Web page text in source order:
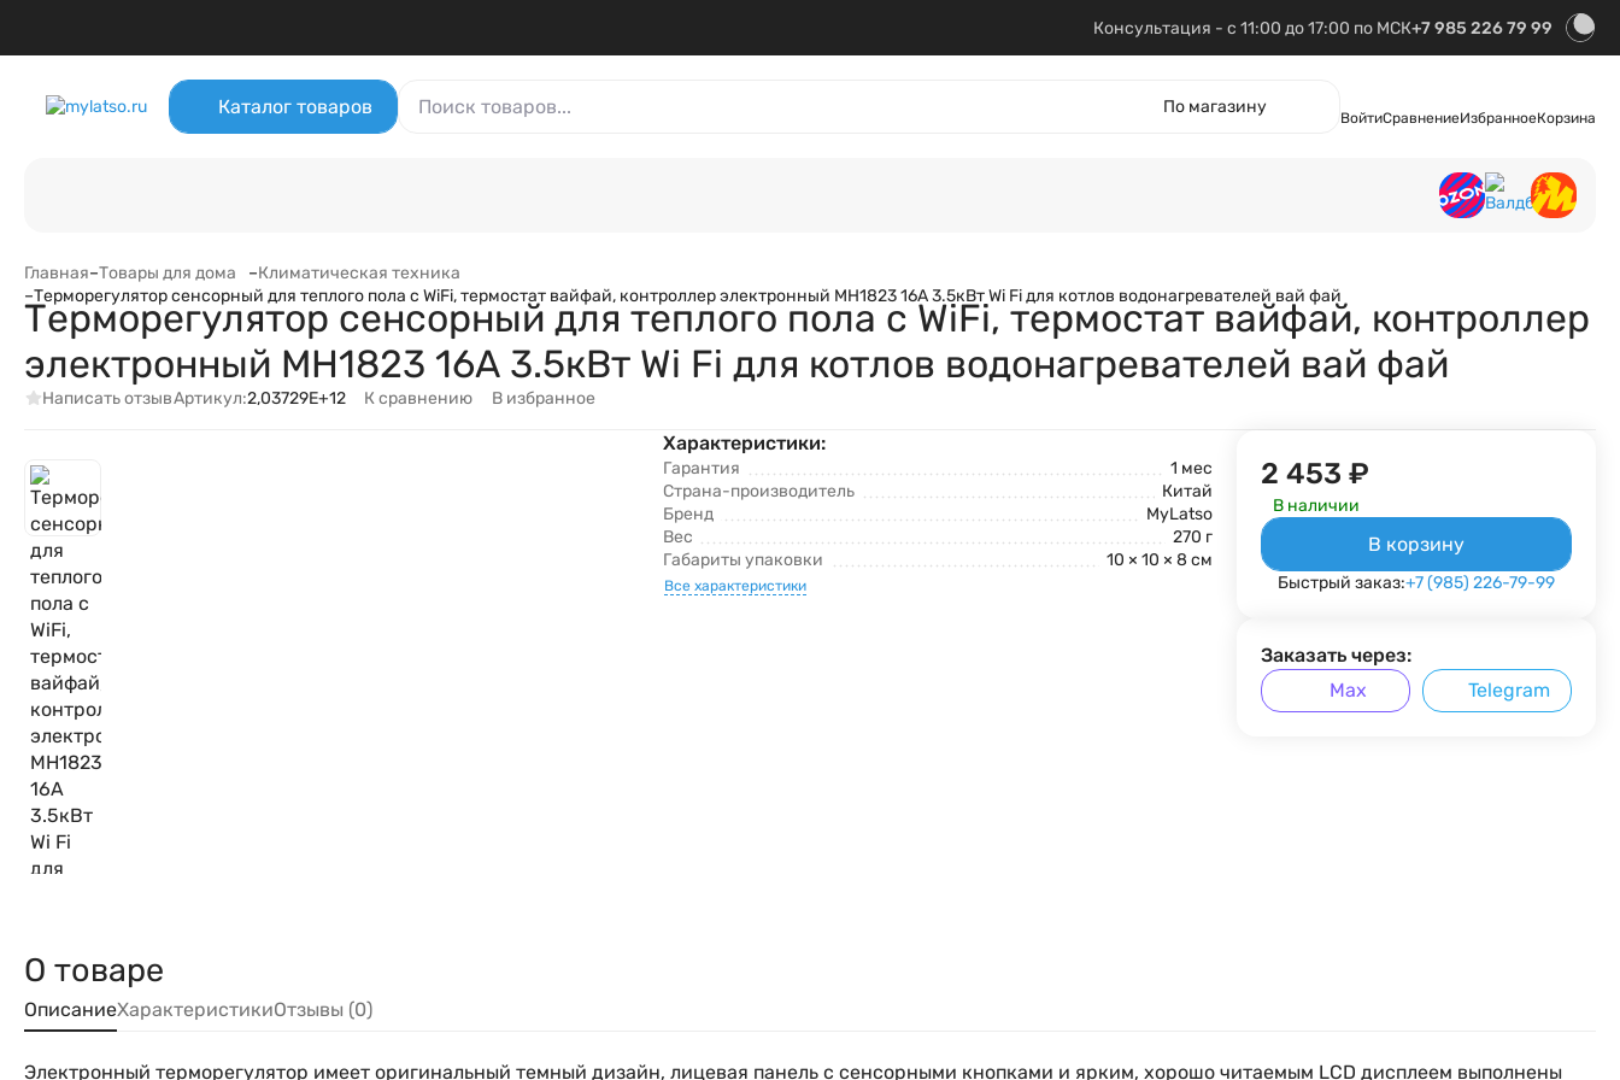
Консультация - с 11:00 до 17:00 по МСК+7 985 226 79 99
Каталог товаров По магазину
ВойтиСравнениеИзбранноеКорзина
Главная–Товары для дома –Климатическая техника
–Терморегулятор сенсорный для теплого пола с WiFi, термостат вайфай, контроллер электронный MH1823 16А 3.5кВт Wi Fi для котлов водонагревателей вай фай
Терморегулятор сенсорный для теплого пола с WiFi, термостат вайфай, контроллер
электронный MH1823 16А 3.5кВт Wi Fi для котлов водонагревателей вай фай
Написать отзывАртикул:2,03729E+12 К сравнению В избранное
Характеристики:
Гарантия
1 мес
Страна-производитель
Китай
Бренд
MyLatso
Вес
270 г
Габариты упаковки
10 × 10 × 8 см
Все характеристики
2 453₽
В наличии
В корзину
Быстрый заказ:+7 (985) 226-79-99
Заказать через:
Max
Telegram
О товаре
ОписаниеХарактеристикиОтзывы (0)
Электронный терморегулятор имеет оригинальный темный дизайн, лицевая панель с сенсорными кнопками и ярким, хорошо читаемым LCD дисплеем выполнены